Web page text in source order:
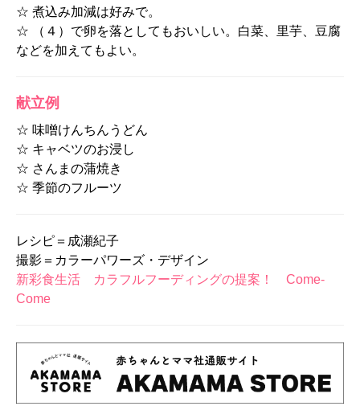
☆ 煮込み加減は好みで。
☆ （４）で卵を落としてもおいしい。白菜、里芋、豆腐
などを加えてもよい。
献立例
☆ 味噌けんちんうどん
☆ キャベツのお浸し
☆ さんまの蒲焼き
☆ 季節のフルーツ
レシピ＝成瀬紀子
撮影＝カラーパワーズ・デザイン
新彩食生活 カラフルフーディングの提案！ Come-
Come